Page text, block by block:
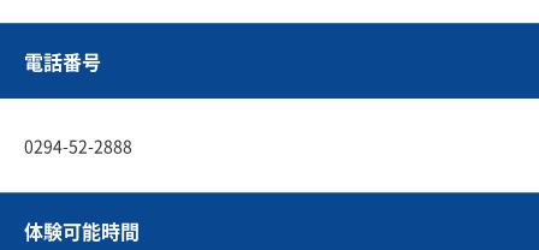
電話番号
0294-52-2888
体験可能時間